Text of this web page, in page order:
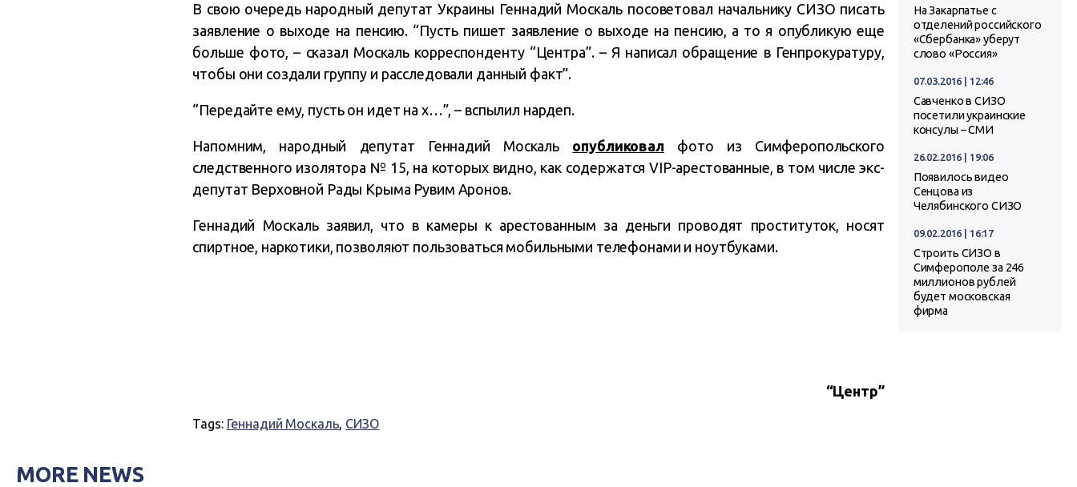
В свою очередь народный депутат Украины Геннадий Москаль посоветовал начальнику СИЗО писать
заявление о выходе на пенсию. “Пусть пишет заявление о выходе на пенсию, а то я опубликую еще
больше фото, – сказал Москаль корреспонденту “Центра”. – Я написал обращение в Генпрокуратуру,
чтобы они создали группу и расследовали данный факт”.
“Передайте ему, пусть он идет на х…”, – вспылил нардеп.
Напомним, народный депутат Геннадий Москаль опубликовал фото из Симферопольского
следственного изолятора № 15, на которых видно, как содержатся VIP-арестованные, в том числе экс-
депутат Верховной Рады Крыма Рувим Аронов.
Геннадий Москаль заявил, что в камеры к арестованным за деньги проводят проституток, носят
спиртное, наркотики, позволяют пользоваться мобильными телефонами и ноутбуками.
“Центр”
Tags: Геннадий Москаль, СИЗО
На Закарпатье с
отделений российского
«Сбербанка» уберут
слово «Россия»
07.03.2016 | 12:46
Савченко в СИЗО
посетили украинские
консулы – СМИ
26.02.2016 | 19:06
Появилось видео
Сенцова из
Челябинского СИЗО
09.02.2016 | 16:17
Строить СИЗО в
Симферополе за 246
миллионов рублей
будет московская
фирма
MORE NEWS